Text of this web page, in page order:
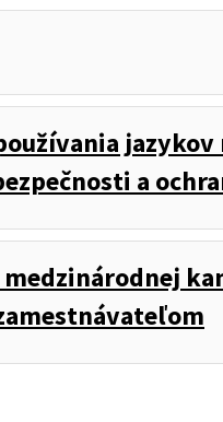
a
medzinárodnej